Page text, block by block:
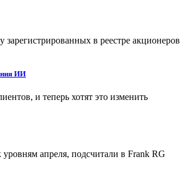
в реестре акционеров
ИИ
и теперь хотят это изменить
апреля, подсчитали в Frank RG